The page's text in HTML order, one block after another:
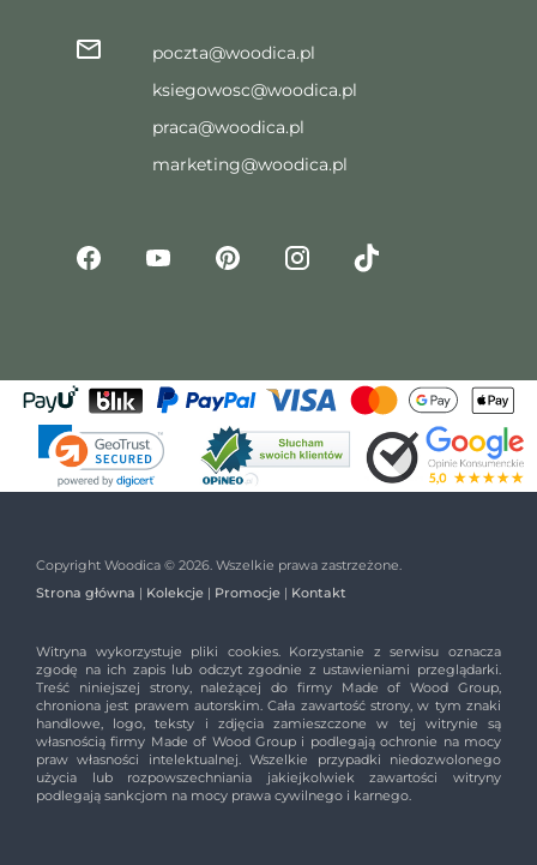
poczta@woodica.pl
ksiegowosc@woodica.pl
praca@woodica.pl
marketing@woodica.pl
Copyright Woodica © 2026. Wszelkie prawa zastrzeżone.
Strona główna | Kolekcje | Promocje | Kontakt
Witryna wykorzystuje pliki cookies. Korzystanie z serwisu oznacza
zgodę na ich zapis lub odczyt zgodnie z ustawieniami przeglądarki.
Treść niniejszej strony, należącej do firmy Made of Wood Group,
chroniona jest prawem autorskim. Cała zawartość strony, w tym znaki
handlowe, logo, teksty i zdjęcia zamieszczone w tej witrynie są
własnością firmy Made of Wood Group i podlegają ochronie na mocy
praw własności intelektualnej. Wszelkie przypadki niedozwolonego
użycia lub rozpowszechniania jakiejkolwiek zawartości witryny
podlegają sankcjom na mocy prawa cywilnego i karnego.